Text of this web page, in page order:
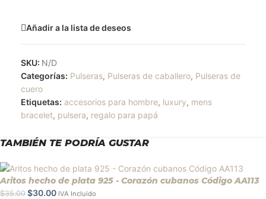
Añadir a la lista de deseos
SKU: N/D
Categorías: Pulseras, Pulseras de caballero, Pulseras de
cuero
Etiquetas: accesorios para hombre, luxury, mens
bracelet, pulsera, regalo para papá
TAMBIÉN TE PODRÍA GUSTAR
Aritos hecho de plata 925 - Corazón cubanos Código AA113
$35.00 $30.00 IVA Incluido